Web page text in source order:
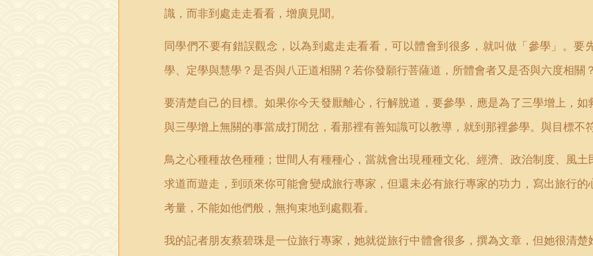
識，而非到處走走看看，增廣見聞。
同學們不要有錯誤觀念，以為到處走走看看，可以體會到很多，就叫做「參學」。要
學、定學與慧學？是否與八正道相關？若你發願行菩薩道，所體會者又是否與六度相關？
要清楚自己的目標。如果你今天發厭離心，行解脫道，要參學，應是為了三學增上，
與三學增上無關的事當成打閒岔，看那裡有善知識可以教導，就到那裡參學。與目標不
鳥之心種種故色種種；世間人有種種心，當就會出現種種文化、經濟、政治制度、風
求道而遊走，到頭來你可能會變成旅行專家，但還未必有旅行專家的功力，寫出旅行
考量，不能如他們般，無拘束地到處觀看。
我的記者朋友蔡碧珠是一位旅行專家，她就從旅行中體會很多，撰為文章，但她很清